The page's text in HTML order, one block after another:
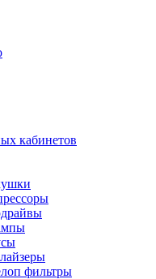
кабинетов
фильтры